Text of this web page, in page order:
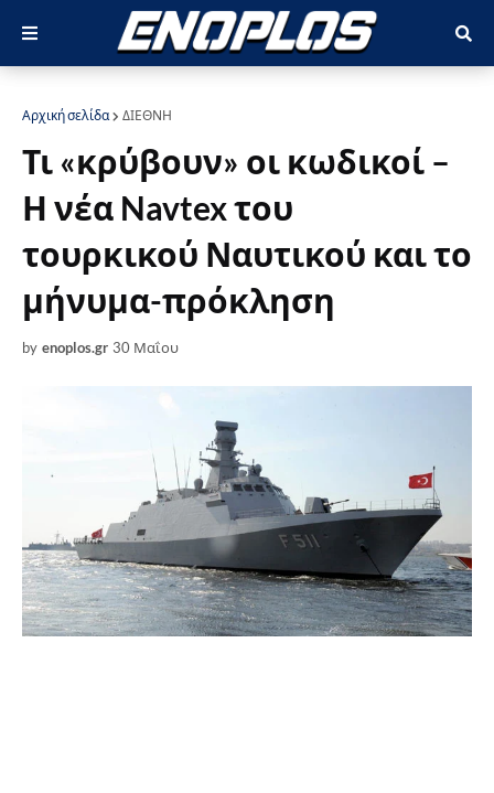
Αρχική σελίδα ΔΙΕΘΝΗ
Τι «κρύβουν» οι κωδικοί –
Η νέα Navtex του
τουρκικού Ναυτικού και το
μήνυμα-πρόκληση
by enoplos.gr 30 Μαΐου